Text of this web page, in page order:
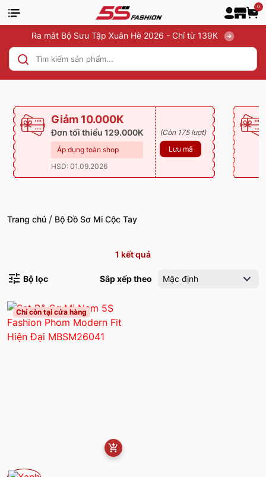
0
Ra mắt Bộ Sưu Tập Xuân Hè 2026 - Chỉ từ 139K
Giảm 10.000K
Đơn tối thiểu 129.000K
Áp dụng toàn shop
HSD: 01.09.2026
(Còn 175 lượt)
Lưu mã
Trang chủ / Bộ Đồ Sơ Mi Cộc Tay
1 kết quả
Bộ lọc Sắp xếp theo Mặc định
Chỉ còn tại cửa hàng